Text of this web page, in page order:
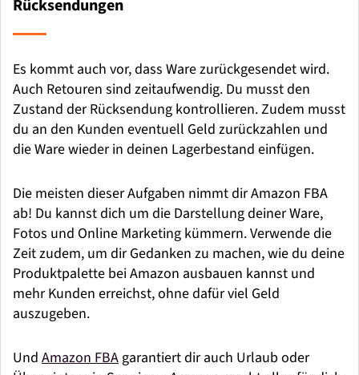
Rücksendungen
Es kommt auch vor, dass Ware zurückgesendet wird.
Auch Retouren sind zeitaufwendig. Du musst den
Zustand der Rücksendung kontrollieren. Zudem musst
du an den Kunden eventuell Geld zurückzahlen und
die Ware wieder in deinen Lagerbestand einfügen.
Die meisten dieser Aufgaben nimmt dir Amazon FBA
ab! Du kannst dich um die Darstellung deiner Ware,
Fotos und Online Marketing kümmern. Verwende die
Zeit zudem, um dir Gedanken zu machen, wie du deine
Produktpalette bei Amazon ausbauen kannst und
mehr Kunden erreichst, ohne dafür viel Geld
auszugeben.
Und Amazon FBA garantiert dir auch Urlaub oder